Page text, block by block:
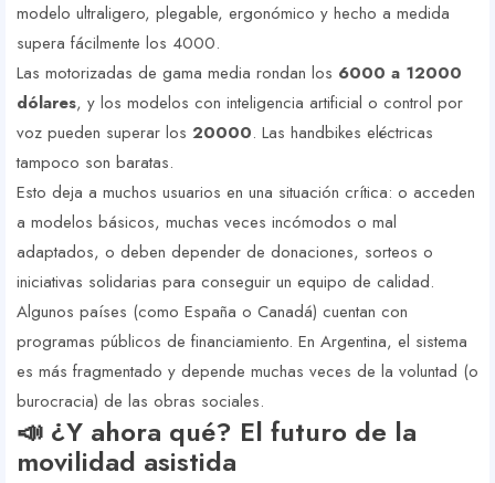
modelo ultraligero, plegable, ergonómico y hecho a medida
supera fácilmente los 4000.
Las motorizadas de gama media rondan los 6000 a 12000
dólares, y los modelos con inteligencia artificial o control por
voz pueden superar los 20000. Las handbikes eléctricas
tampoco son baratas.
Esto deja a muchos usuarios en una situación crítica: o acceden
a modelos básicos, muchas veces incómodos o mal
adaptados, o deben depender de donaciones, sorteos o
iniciativas solidarias para conseguir un equipo de calidad.
Algunos países (como España o Canadá) cuentan con
programas públicos de financiamiento. En Argentina, el sistema
es más fragmentado y depende muchas veces de la voluntad (o
burocracia) de las obras sociales.
📣 ¿Y ahora qué? El futuro de la
movilidad asistida